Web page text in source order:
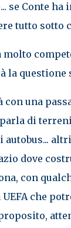
se Conte
tutto sotto
la questione
una
di
autobus...
dove
con
che